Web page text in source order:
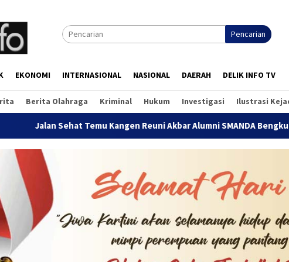
Pencarian
EKONOMI INTERNASIONAL NASIONAL DAERAH DELIK INFO TV
Berita Olahraga Kriminal Hukum Investigasi Ilustrasi
Kangen Reuni Akbar Alumni SMANDA Bengkulu 2026, Pererat